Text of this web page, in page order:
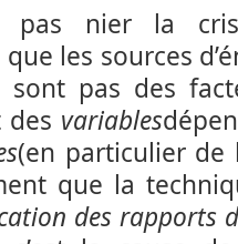
pas nier la
les sources
pas des
des variables
(en particulier de
que la
des rapports